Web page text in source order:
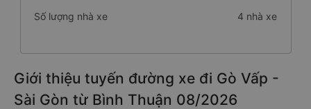
Số lượng nhà xe 4 nhà xe
Giới thiệu tuyến đường xe đi Gò Vấp -
Sài Gòn từ Bình Thuận 08/2026